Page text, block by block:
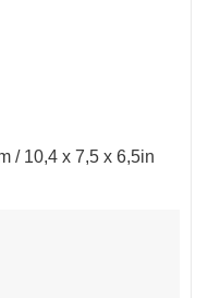
/ 10,4 x 7,5 x 6,5in